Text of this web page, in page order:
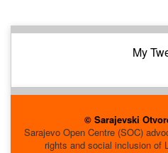
My
© Sarajevski
Sarajevo Open Centre (SOC)
rights and social inclusion of